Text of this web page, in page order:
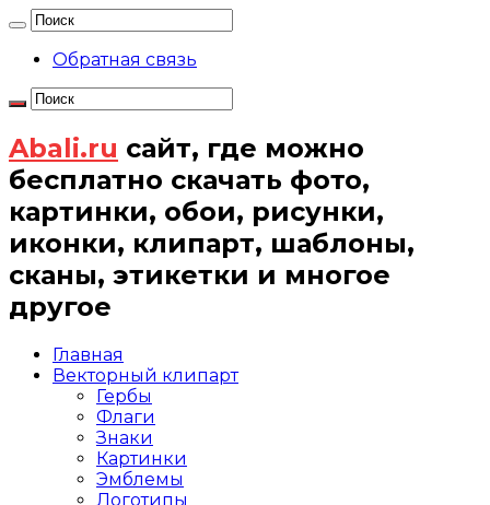
Обратная связь
Abali.ru сайт, где можно
бесплатно скачать фото,
картинки, обои, рисунки,
иконки, клипарт, шаблоны,
сканы, этикетки и многое
другое
Главная
Векторный клипарт
Гербы
Флаги
Знаки
Картинки
Эмблемы
Логотипы